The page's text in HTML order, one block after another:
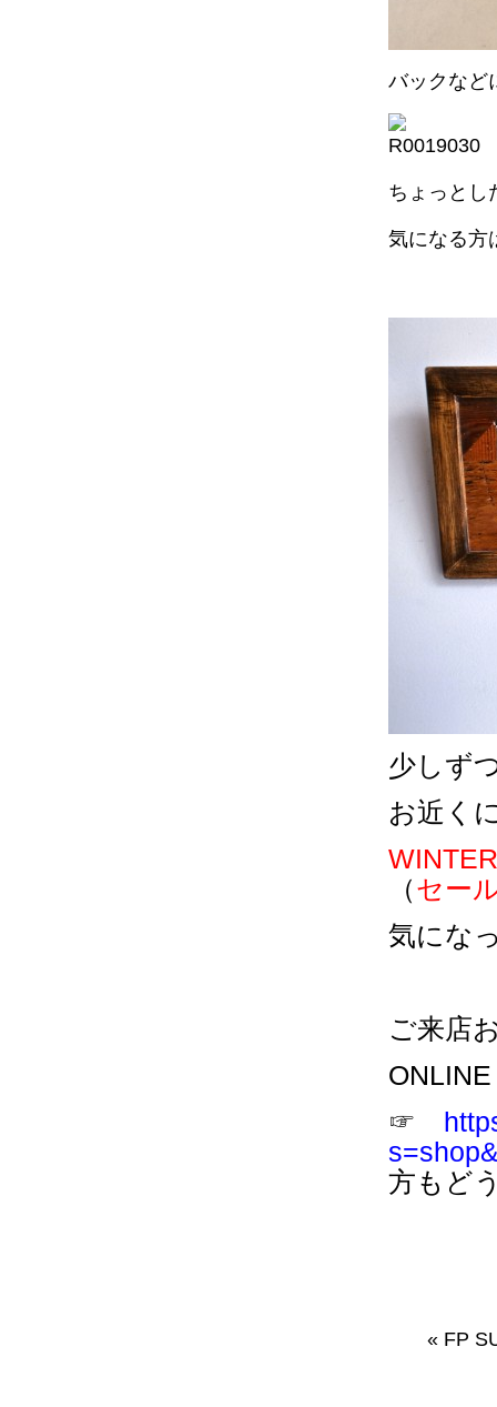
バックなど
ちょっとし
気になる方
少しず
お近く
（セー
気にな
ご来店
☞
方もど
« FP